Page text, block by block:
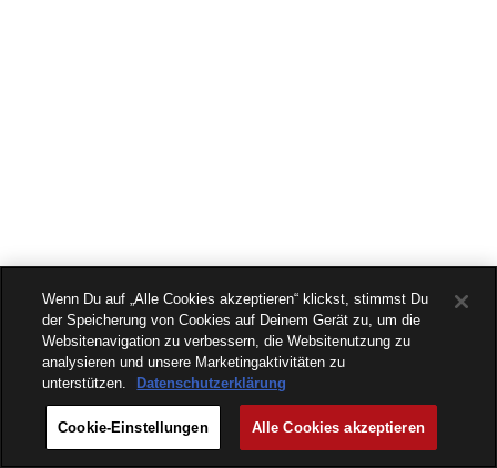
Wenn Du auf „Alle Cookies akzeptieren“ klickst, stimmst Du
der Speicherung von Cookies auf Deinem Gerät zu, um die
Websitenavigation zu verbessern, die Websitenutzung zu
analysieren und unsere Marketingaktivitäten zu
unterstützen.
Datenschutzerklärung
Cookie-Einstellungen Alle Cookies akzeptieren